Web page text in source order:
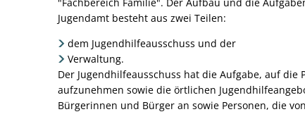
Jugendamt besteht aus zwei Teilen:
dem Jugendhilfeausschuss und der
Verwaltung.
Der Jugendhilfeausschuss hat die Aufgabe, auf
aufzunehmen sowie die örtlichen
Bürgerinnen und Bürger an sowie Personen, die